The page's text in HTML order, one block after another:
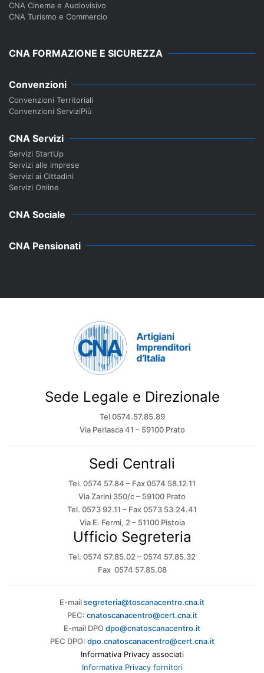
CNA Cinema e Audiovisivo
CNA Turismo e Commercio
CNA FORMAZIONE E SICUREZZA
Convenzioni
Convenzioni Territoriali
Convenzioni ServiziPiù
CNA Servizi
Servizi StartUp
Servizi alle imprese
Servizi ai Cittadini
Servizi Online
CNA Sociale
CNA Pensionati
Sede Legale e Direzionale
Tel 0574.57.85.89
Via Perlasca 41 – 59100 Prato
Sedi Centrali
Tel. 0574 57.84 – Fax 0574 58.12.11
Via Zarini 350/c – 59100 Prato
Tel. 0573 92.11 – Fax 0573 53.24.41
Via E. Fermi, 2 – 51100 Pistoia
Ufficio Segreteria
Tel. 0574 57.85.02 – 0574 57.85.32
Fax 0574 57.85.08
E-mailsegreteria@toscanacentro.cna.it
PEC: cnatoscanacentro@cert.cna.it
E-mail DPOdpo@cnatoscanacentro.it
PEC DPO: dpo.cnatoscanacentro@cert.cna.it
Informativa Privacy associati
Informativa Privacy fornitori